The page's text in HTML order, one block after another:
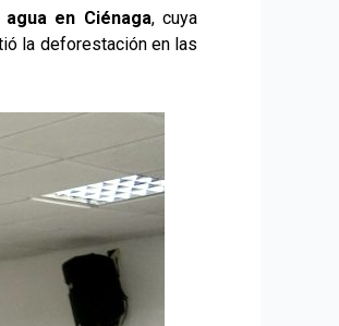
en Ciénaga, cuya
la deforestación en las